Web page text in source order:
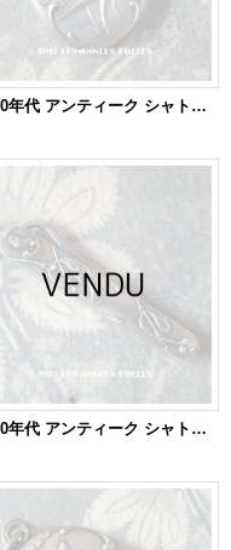
1900年代 アンティーク シャトレーヌ 手鏡 エーデルワイス スライド式 ミラー ペンダント
1900年代 アンティーク シャトレーヌ用 小さなヤドリギのかぎ針 折り畳み式 CHATELAINE